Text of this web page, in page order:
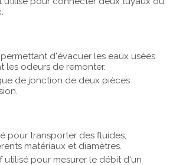
d'évacuer les eaux usées
les odeurs de remonter.
de jonction de deux pièces
pour transporter des fluides,
matériaux et diamètres.
utilisé pour mesurer le débit d'un